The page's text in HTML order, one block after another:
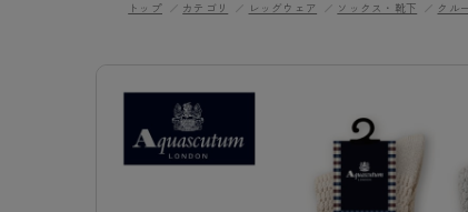
WOMEN MEN
カテゴリから探す
レッグウェア
インナ
ブラジ
3,980円以上のご購入で送料無料
WOMEN
トップ カテゴリ レッグウェア ソックス・靴下 クル